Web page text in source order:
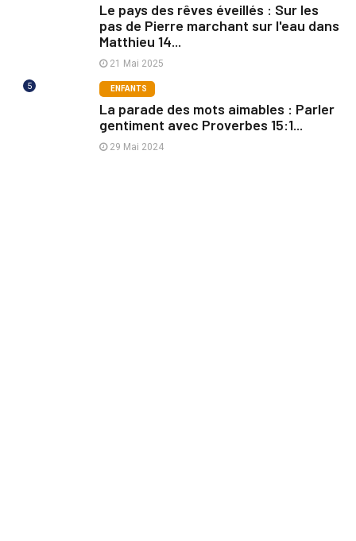
Le pays des rêves éveillés : Sur les
pas de Pierre marchant sur l'eau dans
Matthieu 14...
21 Mai 2025
5 ENFANTS
La parade des mots aimables : Parler
gentiment avec Proverbes 15:1...
29 Mai 2024